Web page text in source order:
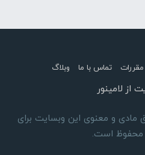
تماس با ما وبلاگ
از لامینور
تمام حقوق مادی و معنوی این وبسایت برای
محفوظ است.